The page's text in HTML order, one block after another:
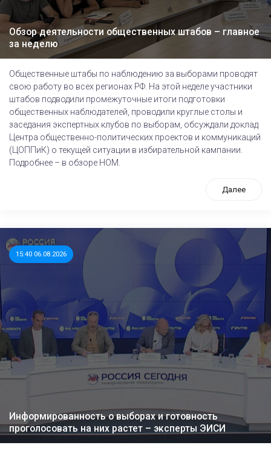
Обзор деятельности общественных штабов – главное
за неделю
Общественные штабы по наблюдению за выборами проводят
свою работу во всех регионах РФ. На этой неделе участники
штабов подводили промежуточные итоги подготовки
общественных наблюдателей, проводили круглые столы и
заседания экспертных клубов по выборам, обсуждали доклад
Центра общественно-политических проектов и коммуникаций
(ЦОППиК) о текущей ситуации в избирательной кампании.
Подробнее – в обзоре НОМ.
Далее
15:40 06.08.2026
Информированность о выборах и готовность
проголосовать на них растет – эксперты ЭИСИ